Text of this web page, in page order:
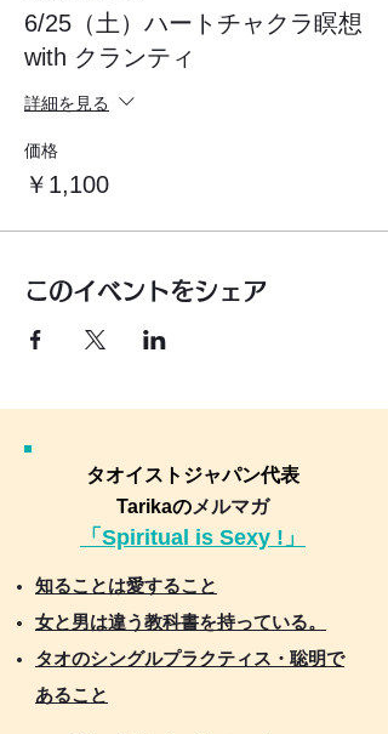
6/25（土）ハートチャクラ瞑想
with クランティ
詳細を見る
価格
￥1,100
このイベントをシェア
タオイストジャパン代表
Tarikaのメルマガ
「Spiritual is Sexy !」
知ることは愛すること
女と男は違う教科書を持っている。
タオのシングルプラクティス・聡明で
あること